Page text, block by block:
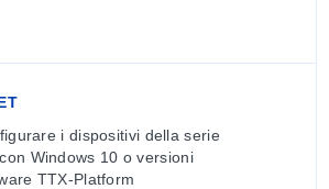
80°C (-40 a 176°F) (per corpo in
EN 61326
IP65 e IP67 secondo IEC60529
i dispositivi della serie
Windows 10 o versioni
TTX-Platform